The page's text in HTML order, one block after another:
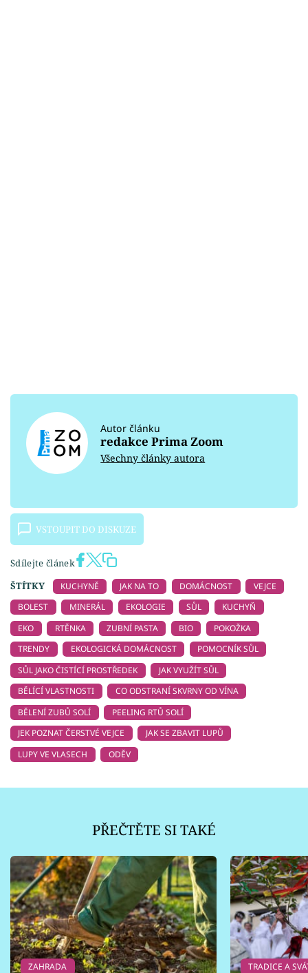
Autor článku
redakce Prima Zoom
Všechny články autora
VSTOUPIT DO DISKUZE
Sdílejte článek
ŠTÍTKY
KUCHYNĚ JAK NA TO DOMÁCNOST
VEJCE
BOLEST
MINERÁL EKOLOGIE SŮL
KUCHYŇ
EKO
RTĚNKA ZUBNÍ PASTA BIO
POKOŽKA
TRENDY
EKOLOGICKÁ DOMÁCNOST
POMOCNÍK SŮL
SŮL JAKO ČISTÍCÍ PROSTŘEDEK
JAK VYUŽÍT SŮL
BĚLÍCÍ VLASTNOSTI
CO ODSTRANÍ SKVRNY OD VÍNA
BĚLENÍ ZUBŮ SOLÍ
PEELING RTŮ SOLÍ
JEK POZNAT ČERSTVÉ VEJCE
JAK SE ZBAVIT LUPŮ
LUPY VE VLASECH
ODĚV
PŘEČTĚTE SI TAKÉ
ZAHRADA TRADICE A